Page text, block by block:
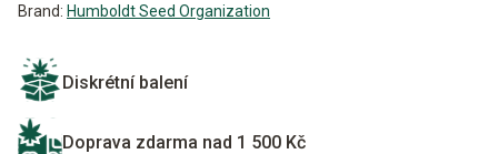
Brand: Humboldt Seed Organization
Diskrétní balení
Doprava zdarma nad 1 500 Kč